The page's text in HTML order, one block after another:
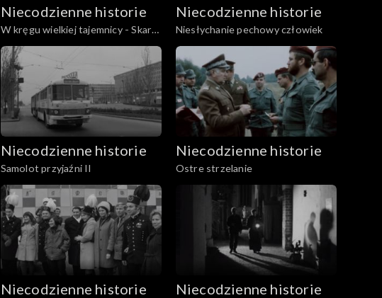
Niecodzienne historie
W kręgu wielkiej tajemnicy - Skarb
w Pieruszy
Niecodzienne historie
Niesłychanie pechowy człowiek
Niecodzienne historie
Samolot przyjaźni II
Niecodzienne historie
Ostre strzelanie
Niecodzienne historie Niecodzienne historie